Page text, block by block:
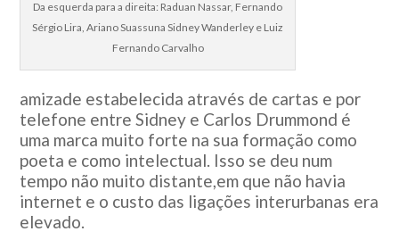
Da esquerda para a direita: Raduan Nassar, Fernando
Sérgio Lira, Ariano Suassuna Sidney Wanderley e Luiz
Fernando Carvalho
amizade estabelecida através de cartas e por
telefone entre Sidney e Carlos Drummond é
uma marca muito forte na sua formação como
poeta e como intelectual. Isso se deu num
tempo não muito distante,em que não havia
internet e o custo das ligações interurbanas era
elevado.